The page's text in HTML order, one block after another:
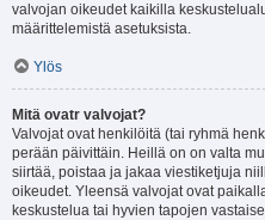
valvojan oikeudet kaikilla
määrittelemistä asetuksista.
Ylös
Mitä ovatr valvojat?
Valvojat ovat henkilöitä (tai ryhmä
perään päivittäin. Heillä on on valta
siirtää, poistaa ja jakaa viestiketjuja
oikeudet. Yleensä valvojat ovat
keskustelua tai hyvien tapojen